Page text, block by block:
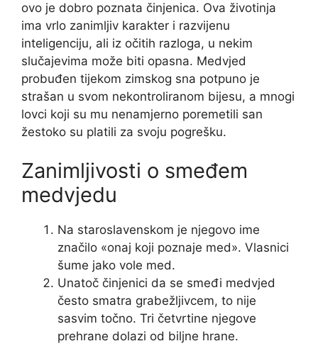
ovo je dobro poznata činjenica. Ova životinja
ima vrlo zanimljiv karakter i razvijenu
inteligenciju, ali iz očitih razloga, u nekim
slučajevima može biti opasna. Medvjed
probuđen tijekom zimskog sna potpuno je
strašan u svom nekontroliranom bijesu, a mnogi
lovci koji su mu nenamjerno poremetili san
žestoko su platili za svoju pogrešku.
Zanimljivosti o smeđem
medvjedu
Na staroslavenskom je njegovo ime
značilo «onaj koji poznaje med». Vlasnici
šume jako vole med.
Unatoč činjenici da se smeđi medvjed
često smatra grabežljivcem, to nije
sasvim točno. Tri četvrtine njegove
prehrane dolazi od biljne hrane.